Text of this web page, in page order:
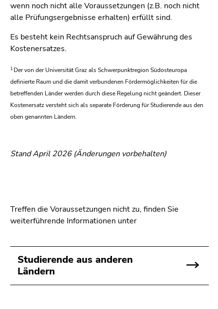
wenn noch nicht alle Voraussetzungen (z.B. noch nicht
alle Prüfungsergebnisse erhalten) erfüllt sind.
Es besteht kein Rechtsanspruch auf Gewährung des
Kostenersatzes.
1 Der von der Universität Graz als Schwerpunktregion Südosteuropa
definierte Raum und die damit verbundenen Fördermöglichkeiten für die
betreffenden Länder werden durch diese Regelung nicht geändert. Dieser
Kostenersatz versteht sich als separate Förderung für Studierende aus den
oben genannten Ländern.
Stand April 2026 (Änderungen vorbehalten)
Treffen die Voraussetzungen nicht zu, finden Sie
weiterführende Informationen unter
Studierende aus anderen
Ländern